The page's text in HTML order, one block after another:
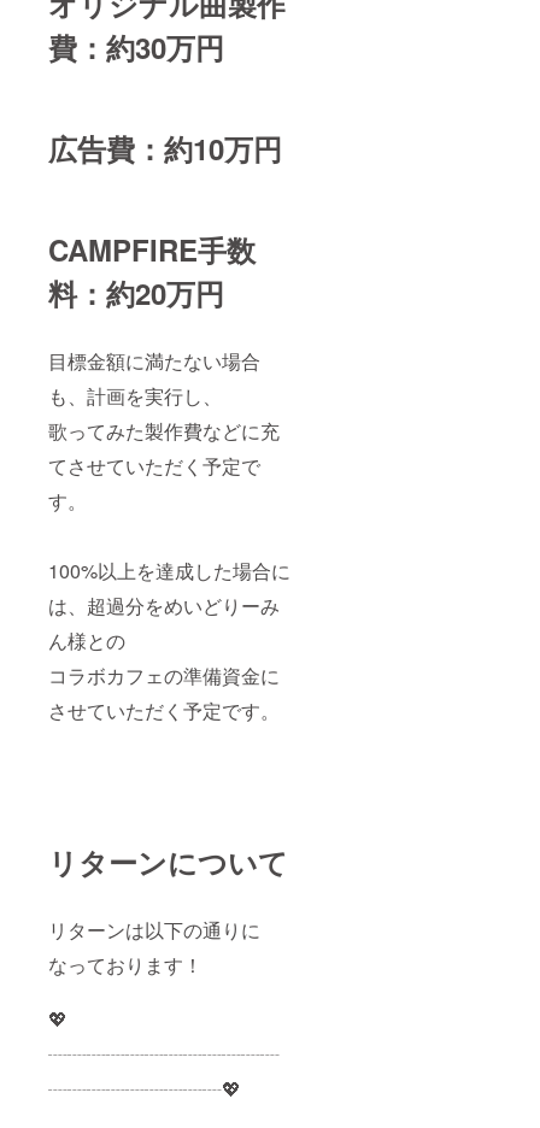
費：約30万円
広告費：約10万円
CAMPFIRE手数
料：約20万円
目標金額に満たない場合
も、計画を実行し、
歌ってみた製作費などに充
てさせていただく予定で
す。
100%以上を達成した場合に
は、超過分をめいどりーみ
ん様との
コラボカフェの準備資金に
させていただく予定です。
リターンについて
リターンは以下の通りに
なっております！
💖
┈┈┈┈┈┈┈┈┈┈┈┈
┈┈┈┈┈┈┈┈┈💖